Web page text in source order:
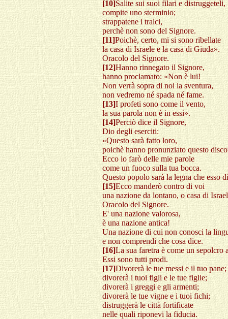
[10]Salite sui suoi filari e distruggeteli,
compite uno sterminio;
strappatene i tralci,
perchè non sono del Signore.
[11]Poichè, certo, mi si sono ribellate
la casa di Israele e la casa di Giuda».
Oracolo del Signore.
[12]Hanno rinnegato il Signore,
hanno proclamato: «Non è lui!
Non verrà sopra di noi la sventura,
non vedremo né spada né fame.
[13]I profeti sono come il vento,
la sua parola non è in essi».
[14]Perciò dice il Signore,
Dio degli eserciti:
«Questo sarà fatto loro,
poichè hanno pronunziato questo
Ecco io farò delle mie parole
come un fuoco sulla tua bocca.
Questo popolo sarà la legna che esso
[15]Ecco manderò contro di voi
una nazione da lontano, o casa di
Oracolo del Signore.
E' una nazione valorosa,
è una nazione antica!
Una nazione di cui non conosci la
e non comprendi che cosa dice.
[16]La sua faretra è come un sepolcro
Essi sono tutti prodi.
[17]Divorerà le tue messi e il tuo pane;
divorerà i tuoi figli e le tue figlie;
divorerà i greggi e gli armenti;
divorerà le tue vigne e i tuoi fichi;
distruggerà le città fortificate
nelle quali riponevi la fiducia.